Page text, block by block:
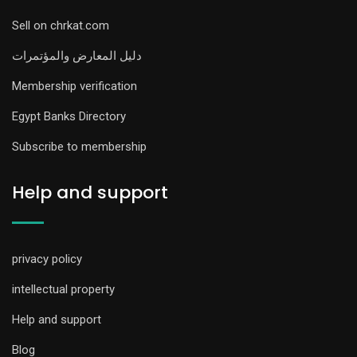
Sell on chrkat.com
دليل المعارض والمؤتمرات
Membership verification
Egypt Banks Directory
Subscribe to membership
Help and support
privacy policy
intellectual property
Help and support
Blog